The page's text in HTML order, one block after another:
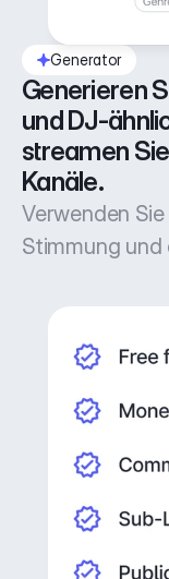
Generator
Generieren
und DJ-
streamen
Kanäle.
Verwenden Sie
Stimmung und